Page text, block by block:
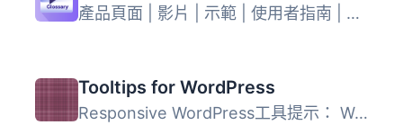
產品頁面 | 影片 | 示範 | 使用者指南 | 附加元件 | 其他 CM...
Tooltips for WordPress
Responsive WordPress工具提示： WordPress工具提示 WordPre...